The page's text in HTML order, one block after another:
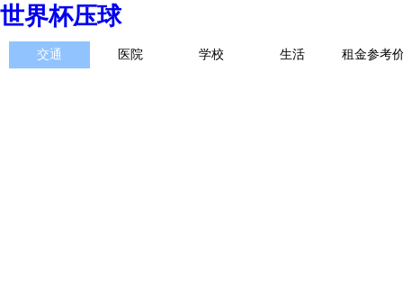
世界杯压球
交通 医院 学校 生活 租金参考